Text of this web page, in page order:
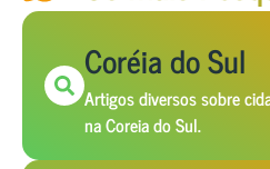
Coréia do Sul
Artigos diversos sobre
na Coreia do Sul.